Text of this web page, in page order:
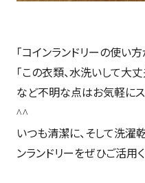
「コインランドリーの使い
「この衣類、水洗いして大丈
など不明な点はお気軽に
^^
いつも清潔に、そして洗濯
ンランドリーをぜひご活用く